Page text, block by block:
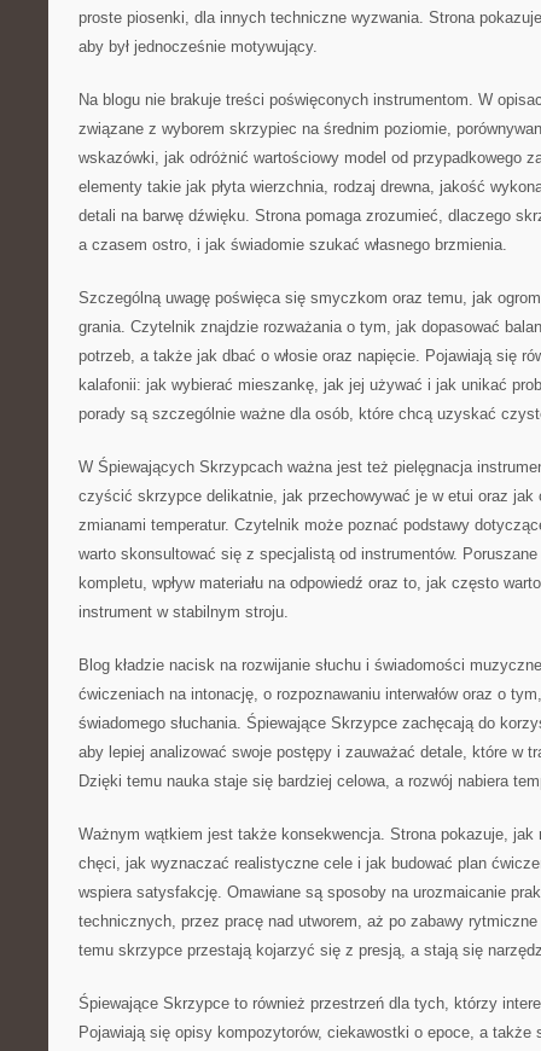
proste piosenki, dla innych techniczne wyzwania. Strona
aby był jednocześnie motywujący.
Na blogu nie brakuje treści poświęconych instrumentom. W
związane z wyborem skrzypiec na średnim poziomie,
wskazówki, jak odróżnić wartościowy model od przypadkowego
elementy takie jak płyta wierzchnia, rodzaj drewna, jakość
detali na barwę dźwięku. Strona pomaga zrozumieć, dlaczego
a czasem ostro, i jak świadomie szukać własnego brzmienia.
Szczególną uwagę poświęca się smyczkom oraz temu, jak
grania. Czytelnik znajdzie rozważania o tym, jak dopasować
potrzeb, a także jak dbać o włosie oraz napięcie. Pojawiają się
kalafonii: jak wybierać mieszankę, jak jej używać i jak unikać
porady są szczególnie ważne dla osób, które chcą uzyskać
W Śpiewających Skrzypcach ważna jest też pielęgnacja
czyścić skrzypce delikatnie, jak przechowywać je w etui oraz jak
zmianami temperatur. Czytelnik może poznać podstawy
warto skonsultować się z specjalistą od instrumentów.
kompletu, wpływ materiału na odpowiedź oraz to, jak często
instrument w stabilnym stroju.
Blog kładzie nacisk na rozwijanie słuchu i świadomości
ćwiczeniach na intonację, o rozpoznawaniu interwałów oraz o
świadomego słuchania. Śpiewające Skrzypce zachęcają do
aby lepiej analizować swoje postępy i zauważać detale, które w
Dzięki temu nauka staje się bardziej celowa, a rozwój nabiera
Ważnym wątkiem jest także konsekwencja. Strona pokazuje, jak
chęci, jak wyznaczać realistyczne cele i jak budować plan
wspiera satysfakcję. Omawiane są sposoby na urozmaicanie
technicznych, przez pracę nad utworem, aż po zabawy
temu skrzypce przestają kojarzyć się z presją, a stają się
Śpiewające Skrzypce to również przestrzeń dla tych, którzy
Pojawiają się opisy kompozytorów, ciekawostki o epoce, a także